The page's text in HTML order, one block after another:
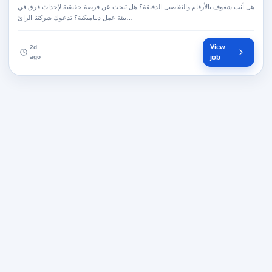
هل أنت شغوف بالأرقام والتفاصيل الدقيقة؟ هل تبحث عن فرصة حقيقية لإحداث فرق في
2d
ago
View
job